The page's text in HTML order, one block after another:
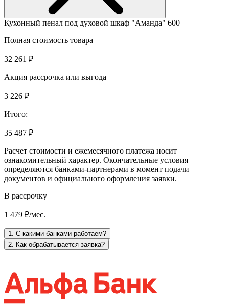
Кухонный пенал под духовой шкаф "Аманда" 600
Полная стоимость товара
32 261 ₽
Акция рассрочка или выгода
3 226 ₽
Итого:
35 487 ₽
Расчет стоимости и ежемесячного платежа носит
ознакомительный характер. Окончательные условия
определяются банками-партнерами в момент подачи
документов и официального оформления заявки.
В рассрочку
1 479 ₽/мес.
1. С какими банками работаем?
2. Как обрабатывается заявка?